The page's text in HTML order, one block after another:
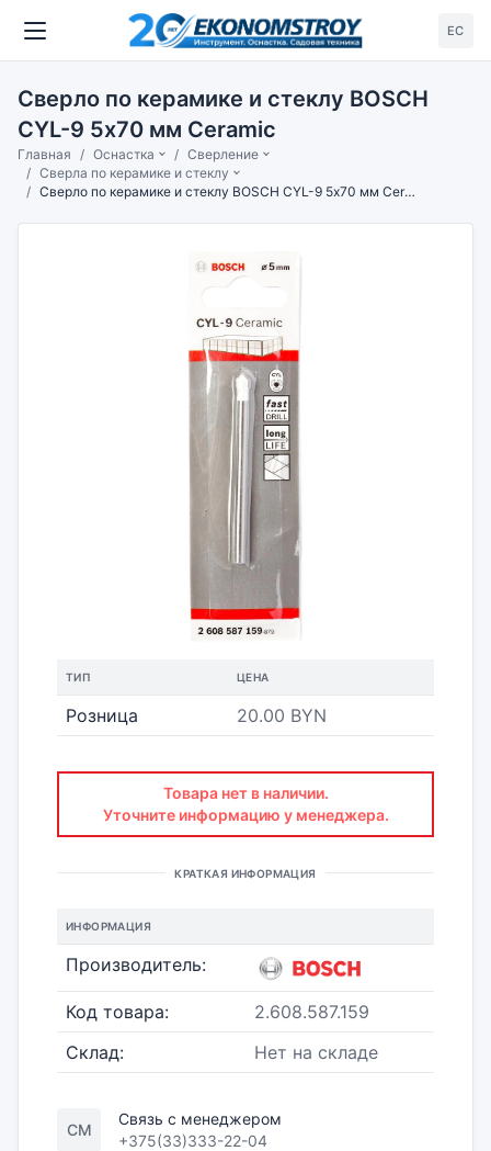
ЕС
Сверло по керамике и стеклу BOSCH
CYL-9 5х70 мм Ceramic
Главная Оснастка
Сверление
Сверла по керамике и стеклу
Сверло по керамике и стеклу BOSCH CYL-9 5х70 мм Ceramic
ТИП ЦЕНА
Розница 20.00 BYN
Товара нет в наличии.
Уточните информацию у менеджера.
КРАТКАЯ ИНФОРМАЦИЯ
ИНФОРМАЦИЯ
Производитель:
Код товара:
2.608.587.159
Склад:
Нет на складе
СМ
Связь с менеджером
+375(33)333-22-04